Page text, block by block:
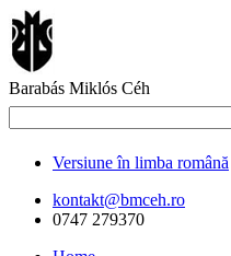
Barabás Miklós Céh
Versiune în limba română
kontakt@bmceh.ro
0747 279370